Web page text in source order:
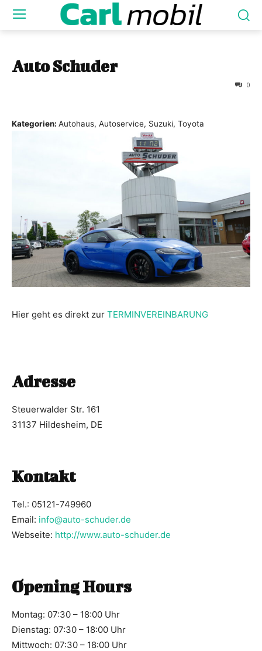
Auto Schuder
0
Kategorien: Autohaus, Autoservice, Suzuki, Toyota
Hier geht es direkt zur TERMINVEREINBARUNG
Adresse
Steuerwalder Str. 161
31137 Hildesheim, DE
Kontakt
Tel.: 05121-749960
Email: info@auto-schuder.de
Webseite: http://www.auto-schuder.de
Opening Hours
Montag: 07:30 – 18:00 Uhr
Dienstag: 07:30 – 18:00 Uhr
Mittwoch: 07:30 – 18:00 Uhr